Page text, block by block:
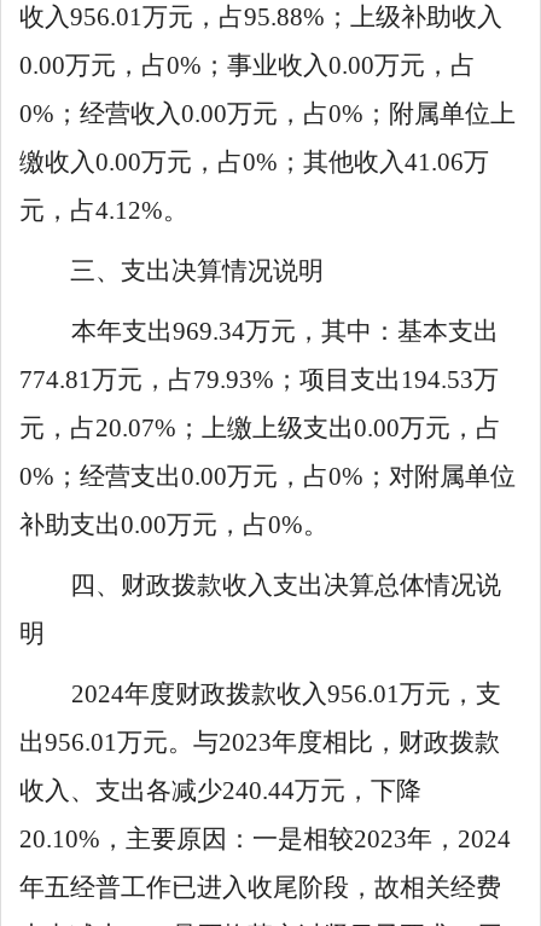
收入956.01万元，占95.88% ；上级补助收入
0.00万元，占0% ；事业收入0.00万元，占
0% ；经营收入0.00万元，占0% ；附属单位上
缴收入0.00万元，占0% ；其他收入41 .06万
元，占4.1 2%。
三、支出决算情况说明
本年支出969.34万元，其中：基本支出
774.81万元，占79.93% ；项目支出 194.53万
元，占20.07% ；上缴上级支出0.00万元，占
0% ；经营支出0.00万元，占0% ；对附属单位
补助支出0.00万元，占0%。
四、财政拨款收入支出决算总体情况说
明
2024年度财政拨款收入956.01万元，支
出956.01万元。与2023年度相比，财政拨款
收入、支出各减少240.44万元，下降
20.10% ，主要原因：一是相较2023年， 2024
年五经普工作已进入收尾阶段，故相关经费